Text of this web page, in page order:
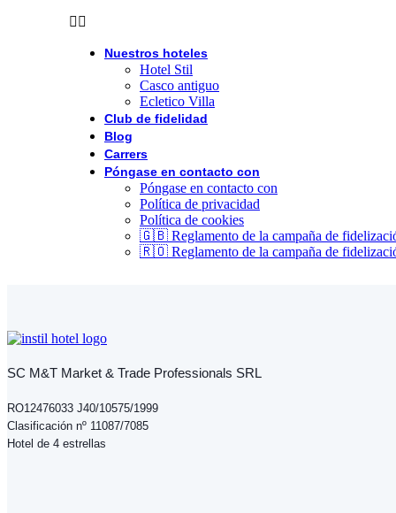
Nuestros hoteles
Hotel Stil
Casco antiguo
Ecletico Villa
Club de fidelidad
Blog
Carrers
Póngase en contacto con
Póngase en contacto con
Política de privacidad
Política de cookies
🇬🇧 Reglamento de la campaña de
🇷🇴 Reglamento de la campaña de
SC M&T Market & Trade Professionals SRL
RO12476033 J40/10575/1999
Clasificación nº 11087/7085
Hotel de 4 estrellas